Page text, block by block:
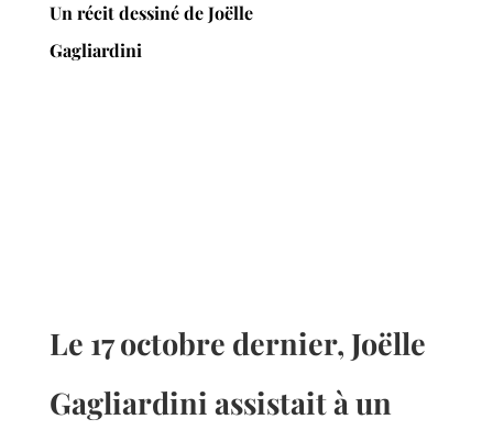
Un récit dessiné de Joëlle
Gagliardini
Le 17 octobre dernier, Joëlle
Gagliardini assistait à un